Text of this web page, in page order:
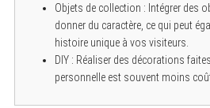
Objets de collection : Intégrer des
donner du caractère, ce qui peut
histoire unique à vos visiteurs.
DIY : Réaliser des décorations
personnelle est souvent moins